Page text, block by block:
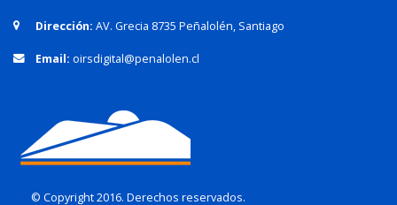
Dirección: AV. Grecia 8735 Peñalolén, Santiago
Email: oirsdigital@penalolen.cl
© Copyright 2016. Derechos reservados.